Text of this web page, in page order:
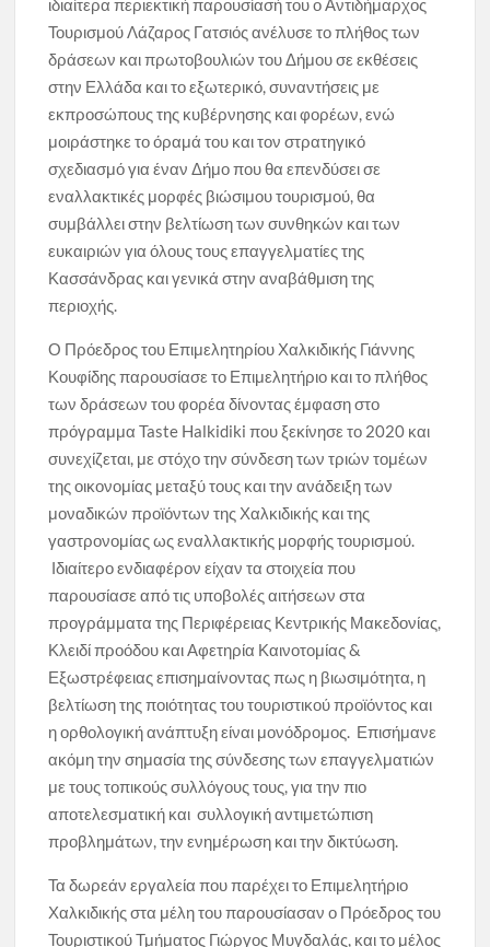
Τουρισμού Λάζαρος Γατσιός ανέλυσε το πλήθος των
δράσεων και πρωτοβουλιών του Δήμου σε εκθέσεις
στην Ελλάδα και το εξωτερικό, συναντήσεις με
εκπροσώπους της κυβέρνησης και φορέων, ενώ
μοιράστηκε το όραμά του και τον στρατηγικό
σχεδιασμό για έναν Δήμο που θα επενδύσει σε
εναλλακτικές μορφές βιώσιμου τουρισμού, θα
συμβάλλει στην βελτίωση των συνθηκών και των
ευκαιριών για όλους τους επαγγελματίες της
Κασσάνδρας και γενικά στην αναβάθμιση της
περιοχής.
Ο Πρόεδρος του Επιμελητηρίου Χαλκιδικής Γιάννης
Κουφίδης παρουσίασε το Επιμελητήριο και το πλήθος
των δράσεων του φορέα δίνοντας έμφαση στο
πρόγραμμα Taste Halkidiki που ξεκίνησε το 2020 και
συνεχίζεται, με στόχο την σύνδεση των τριών τομέων
της οικονομίας μεταξύ τους και την ανάδειξη των
μοναδικών προϊόντων της Χαλκιδικής και της
γαστρονομίας ως εναλλακτικής μορφής τουρισμού.
Ιδιαίτερο ενδιαφέρον είχαν τα στοιχεία που
παρουσίασε από τις υποβολές αιτήσεων στα
προγράμματα της Περιφέρειας Κεντρικής Μακεδονίας,
Κλειδί προόδου και Αφετηρία Καινοτομίας &
Εξωστρέφειας επισημαίνοντας πως η βιωσιμότητα, η
βελτίωση της ποιότητας του τουριστικού προϊόντος και
η ορθολογική ανάπτυξη είναι μονόδρομος. Επισήμανε
ακόμη την σημασία της σύνδεσης των επαγγελματιών
με τους τοπικούς συλλόγους τους, για την πιο
αποτελεσματική και συλλογική αντιμετώπιση
προβλημάτων, την ενημέρωση και την δικτύωση.
Τα δωρεάν εργαλεία που παρέχει το Επιμελητήριο
Χαλκιδικής στα μέλη του παρουσίασαν ο Πρόεδρος του
Τουριστικού Τμήματος Γιώργος Μυγδαλάς, και το μέλος